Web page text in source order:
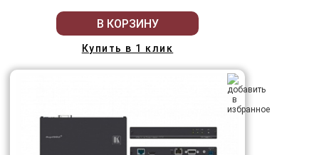
В КОРЗИНУ
Купить в 1 клик